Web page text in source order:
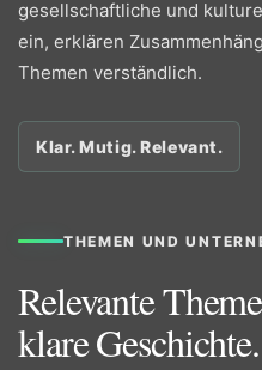
gesellschaftliche und
ein, erklären
Themen verständlich.
Klar. Mutig. Relevant.
THEMEN UND
Relevante
klare Geschichte.